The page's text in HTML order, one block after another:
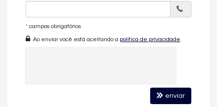
Piscina
Portaria 24h
Medidores Individuais
* campos obrigatórios
Ao enviar você está aceitando a política de privacidade
enviar